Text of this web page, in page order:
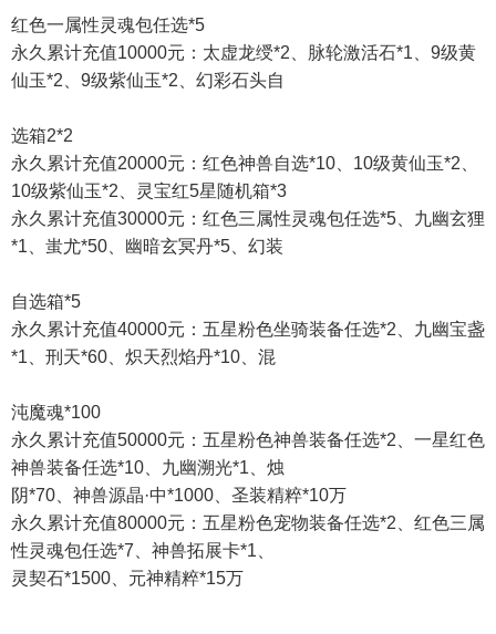
红色一属性灵魂包任选*5
永久累计充值10000元：太虚龙绶*2、脉轮激活石*1、9级黄
仙玉*2、9级紫仙玉*2、幻彩石头自
选箱2*2
永久累计充值20000元：红色神兽自选*10、10级黄仙玉*2、
10级紫仙玉*2、灵宝红5星随机箱*3
永久累计充值30000元：红色三属性灵魂包任选*5、九幽玄狸
*1、蚩尤*50、幽暗玄冥丹*5、幻装
自选箱*5
永久累计充值40000元：五星粉色坐骑装备任选*2、九幽宝盏
*1、刑天*60、炽天烈焰丹*10、混
沌魔魂*100
永久累计充值50000元：五星粉色神兽装备任选*2、一星红色
神兽装备任选*10、九幽溯光*1、烛
阴*70、神兽源晶·中*1000、圣装精粹*10万
永久累计充值80000元：五星粉色宠物装备任选*2、红色三属
性灵魂包任选*7、神兽拓展卡*1、
灵契石*1500、元神精粹*15万